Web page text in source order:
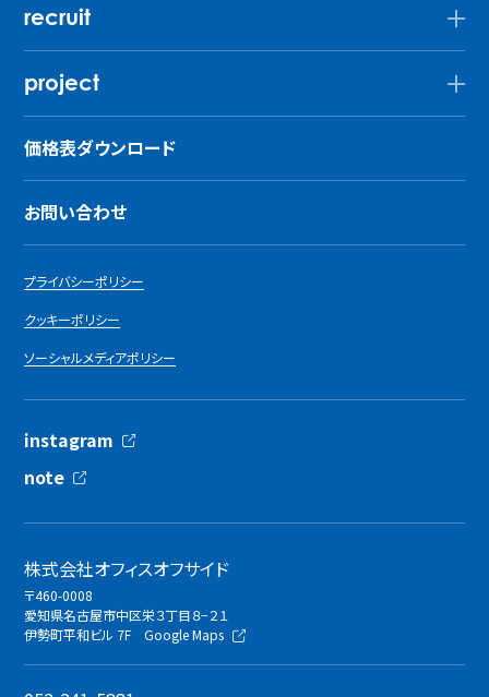
recruit
project
価格表ダウンロード
お問い合わせ
instagram
note
プライバシーポリシー
クッキーポリシー
ソーシャルメディアポリシー
株式会社オフィスオフサイド
〒460-0008
愛知県名古屋市中区栄３丁目８−２１
伊勢町平和ビル 7FGoogle Maps